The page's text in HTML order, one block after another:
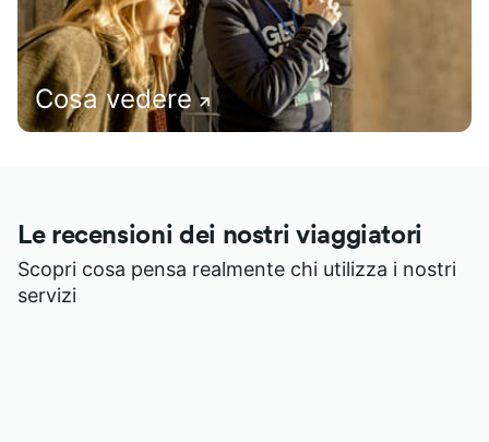
Cosa vedere
Le recensioni dei nostri viaggiatori
Scopri cosa pensa realmente chi utilizza i nostri
servizi